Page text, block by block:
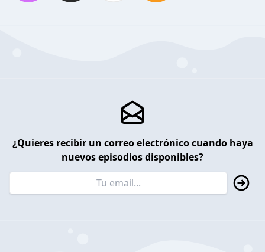
¿Quieres recibir un correo electrónico cuando haya
nuevos episodios disponibles?